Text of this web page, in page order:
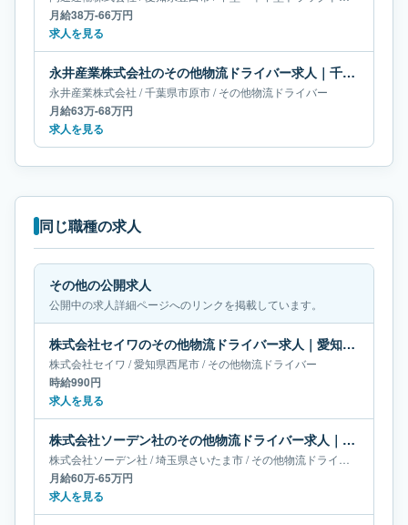
月給38万-66万円
求人を見る
永井産業株式会社のその他物流ドライバー求人｜千葉県市原市｜月給63万-68万円
永井産業株式会社 /千葉県市原市/その他物流ドライバー
月給63万-68万円
求人を見る
同じ職種の求人
その他の公開求人
公開中の求人詳細ページへのリンクを掲載しています。
株式会社セイワのその他物流ドライバー求人｜愛知県西尾市
株式会社セイワ /愛知県西尾市/その他物流ドライバー
時給990円
求人を見る
株式会社ソーデン社のその他物流ドライバー求人｜埼玉県さいたま市｜月給60万-65万円
株式会社ソーデン社 /埼玉県さいたま市/その他物流ドライバー
月給60万-65万円
求人を見る